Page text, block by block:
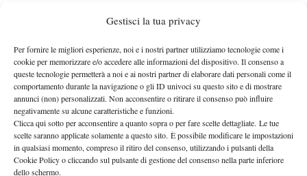
Gestisci la tua privacy
Per fornire le migliori esperienze, noi e i nostri partner utilizziamo tecnologie come i
cookie per memorizzare e/o accedere alle informazioni del dispositivo. Il consenso a
queste tecnologie permetterà a noi e ai nostri partner di elaborare dati personali come il
comportamento durante la navigazione o gli ID univoci su questo sito e di mostrare
annunci (non) personalizzati. Non acconsentire o ritirare il consenso può influire
negativamente su alcune caratteristiche e funzioni.
Clicca qui sotto per acconsentire a quanto sopra o per fare scelte dettagliate. Le tue
scelte saranno applicate solamente a questo sito. È possibile modificare le impostazioni
in qualsiasi momento, compreso il ritiro del consenso, utilizzando i pulsanti della
Cookie Policy o cliccando sul pulsante di gestione del consenso nella parte inferiore
dello schermo.
salendo al numero 31 della classifica mondiale.
CLICCA QUI PER LA CRONACA DEL MATCH
TAGGED: Matteo Berrettini